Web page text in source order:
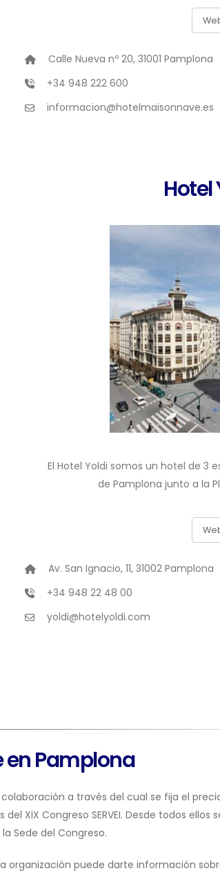
Calle Nueva nº 20, 31001 Pamplona
+34 948 222 600
informacion@hotelmaisonnave.es
Hotel
El Hotel Yoldi somos un hotel de 3
de Pamplona junto a la
Av. San Ignacio, 11, 31002 Pamplona
+34 948 22 48 00
yoldi@hotelyoldi.com
en Pamplona
a través del cual se fija el
XIX Congreso SERVEI. Desde todos ellos
Sede del Congreso.
organización puede darte información